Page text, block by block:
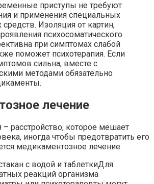
приступы не требуют
и применения специальных
Изоляция от картин,
психосоматического
при симптомах слабой
поможет психотерапия. Если
сильна, вместе с
методами обязательно
лечение
расстройство, которое мешает
иногда чтобы предотвратить его
медикаментозное лечение.
Для
реакций организма